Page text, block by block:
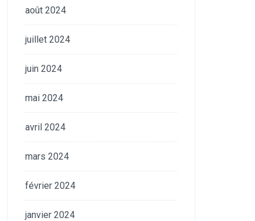
août 2024
juillet 2024
juin 2024
mai 2024
avril 2024
mars 2024
février 2024
janvier 2024